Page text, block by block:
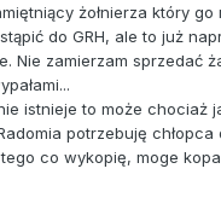
żołnierza który go
do GRH, ale to już
Nie zamierzam sprzedać
istnieje to może chociaż
potrzebuję chłopca
co wykopię, moge